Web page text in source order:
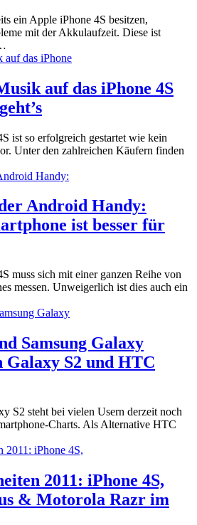
ein Apple iPhone 4S besitzen,
mit der Akkulaufzeit. Diese ist
auf das iPhone 4S
ist so erfolgreich gestartet wie kein
Unter den zahlreichen Käufern finden
Android Handy:
ist besser für
muss sich mit einer ganzen Reihe von
messen. Unweigerlich ist dies auch ein
Samsung Galaxy
Galaxy S2 und HTC
S2 steht bei vielen Usern derzeit noch
Charts. Als Alternative HTC
2011: iPhone 4S,
& Motorola Razr im